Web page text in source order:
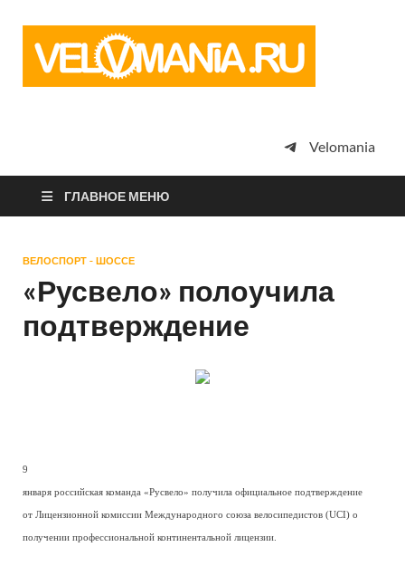
просто
Velomania
ГЛАВНОЕ МЕНЮ
ВЕЛОСПОРТ - ШОССЕ
«Русвело» полоучила
подтверждение
9
января российская команда «Русвело» получила официальное подтверждение
от Лицензионной комиссии Международного союза велосипедистов (UCI) о
получении профессиональной континентальной лицензии.